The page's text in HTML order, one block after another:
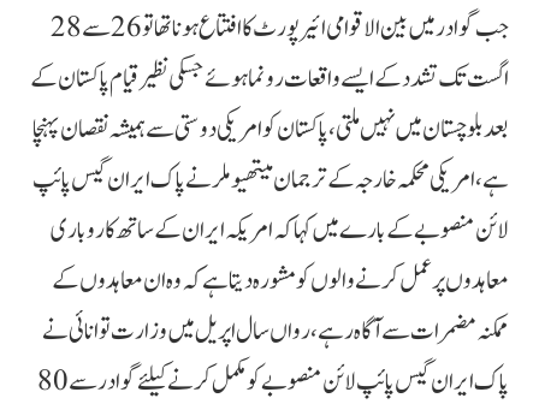
جب گوادر میں بین الاقوامی ائیرپورٹ کا افتتاع ہونا تھا تو 26 سے 28
اگست تک تشدد کے ایسے واقعات رونما ہوئے جسکی نظیر قیام پاکستان کے
بعد بلوچستان میں نہیں ملتی، پاکستان کو امریکی دوستی سے ہمیشہ نقصان پہنچا
ہے، امریکی محکمہ خارجہ کے ترجمان میتھیو ملر نے پاک ایران گیس پائپ
لائن منصوبے کے بارے میں کہا کہ امریکہ ایران کے ساتھ کاروباری
معاہدوں پر عمل کرنے والوں کو مشورہ دیتا ہے کہ وہ ان معاہدوں کے
ممکنہ مضمرات سے آگاہ رہے، رواں سال اپریل میں وزارت توانائی نے
پاک ایران گیس پائپ لائن منصوبے کو مکمل کرنے کیلئے گوادر سے 80